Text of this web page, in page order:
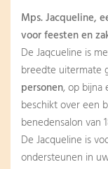
Mps. Jacqueline,
voor feesten en
De Jaqcueline is
breedte uitermate
personen, op bijna
beschikt over een
benedensalon van
De Jacqueline is
ondersteunen in